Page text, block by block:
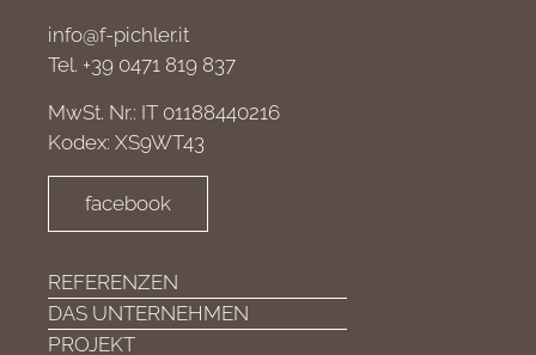
info@f-pichler.it
Tel. +39 0471 819 837
MwSt. Nr.: IT 01188440216
Kodex: XS9WT43
facebook
REFERENZEN
DAS UNTERNEHMEN
PROJEKT